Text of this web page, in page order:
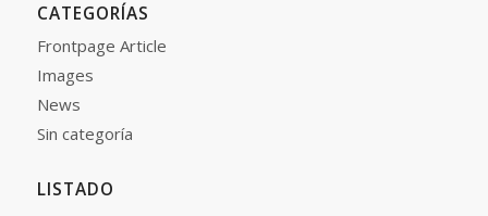
CATEGORÍAS
Frontpage Article
Images
News
Sin categoría
LISTADO